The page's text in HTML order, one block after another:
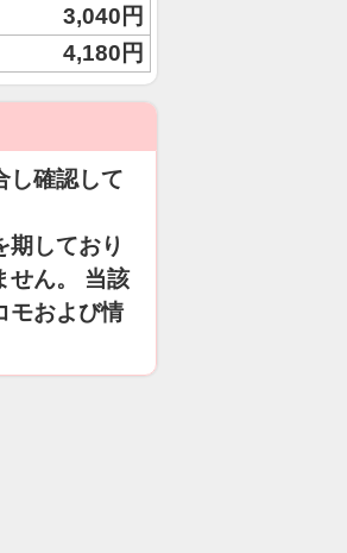
3,040円
4,180円
し確認して
期しており
せん。 当該
モおよび情